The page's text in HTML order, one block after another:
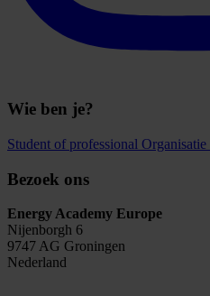
Wie ben je?
Student of professional Organisatie
Bezoek ons
Energy Academy Europe
Nijenborgh 6
9747 AG Groningen
Nederland